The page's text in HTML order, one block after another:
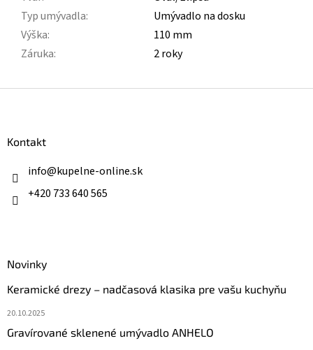
Typ umývadla:
Umývadlo na dosku
Výška:
110 mm
Záruka: 2 roky
Kontakt
info@kupelne-online.sk
+420 733 640 565
Novinky
Keramické drezy – nadčasová klasika pre vašu kuchyňu
20.10.2025
Gravírované sklenené umývadlo ANHELO